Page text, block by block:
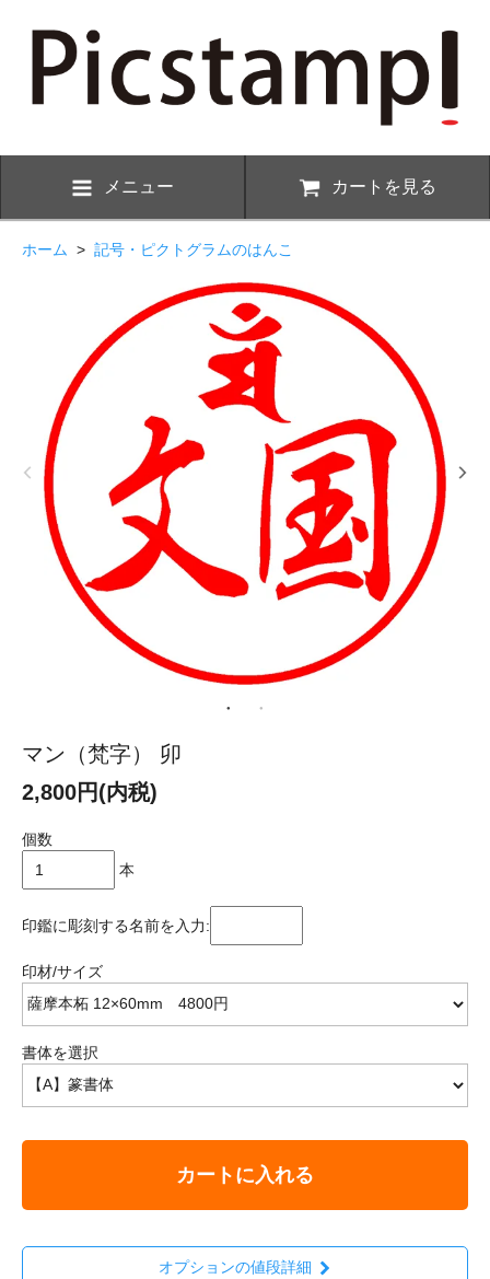
メニュー カートを見る
ホーム > 記号・ピクトグラムのはんこ
マン（梵字） 卯
2,800円(内税)
個数
本
印鑑に彫刻する名前を入力:
印材/サイズ
書体を選択
カートに入れる
オプションの値段詳細